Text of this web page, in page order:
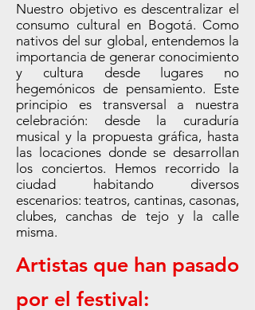
Nuestro objetivo es descentralizar el
consumo cultural en Bogotá. Como
nativos del sur global, entendemos la
importancia de generar conocimiento
y cultura desde lugares no
hegemónicos de pensamiento. Este
principio es transversal a nuestra
celebración: desde la curaduría
musical y la propuesta gráfica, hasta
las locaciones donde se desarrollan
los conciertos. Hemos recorrido la
ciudad habitando diversos
escenarios: teatros, cantinas, casonas,
clubes, canchas de tejo y la calle
misma.
Artistas que han pasado
por el festival: